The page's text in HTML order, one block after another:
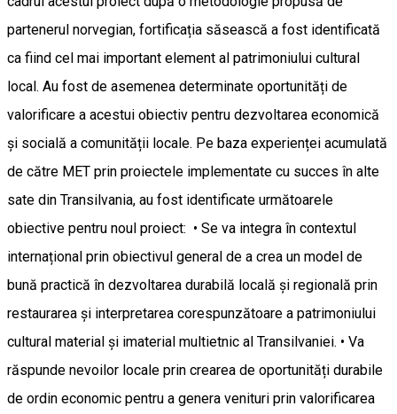
partenerul norvegian, fortificația săsească a fost identificată
ca fiind cel mai important element al patrimoniului cultural
local. Au fost de asemenea determinate oportunități de
valorificare a acestui obiectiv pentru dezvoltarea economică
și socială a comunității locale. Pe baza experienței acumulată
de către MET prin proiectele implementate cu succes în alte
sate din Transilvania, au fost identificate următoarele
obiective pentru noul proiect: • Se va integra în contextul
internațional prin obiectivul general de a crea un model de
bună practică în dezvoltarea durabilă locală și regională prin
restaurarea și interpretarea corespunzătoare a patrimoniului
cultural material și imaterial multietnic al Transilvaniei. • Va
răspunde nevoilor locale prin crearea de oportunități durabile
de ordin economic pentru a genera venituri prin valorificarea